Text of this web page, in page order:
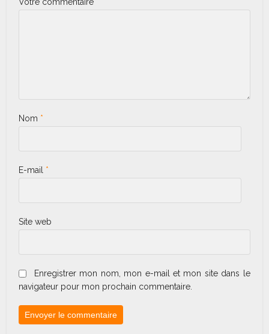
Votre commentaire
Nom *
E-mail *
Site web
Enregistrer mon nom, mon e-mail et mon site dans le
navigateur pour mon prochain commentaire.